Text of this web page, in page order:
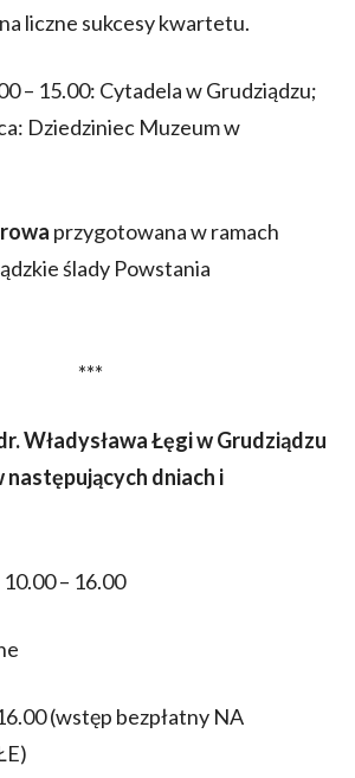
liczne sukcesy kwartetu.
– 15.00: Cytadela w Grudziądzu;
Dziedziniec Muzeum w
przygotowana w ramach
ślady Powstania
***
Władysława Łęgi w Grudziądzu
następujących dniach i
– 16.00
(wstęp bezpłatny NA